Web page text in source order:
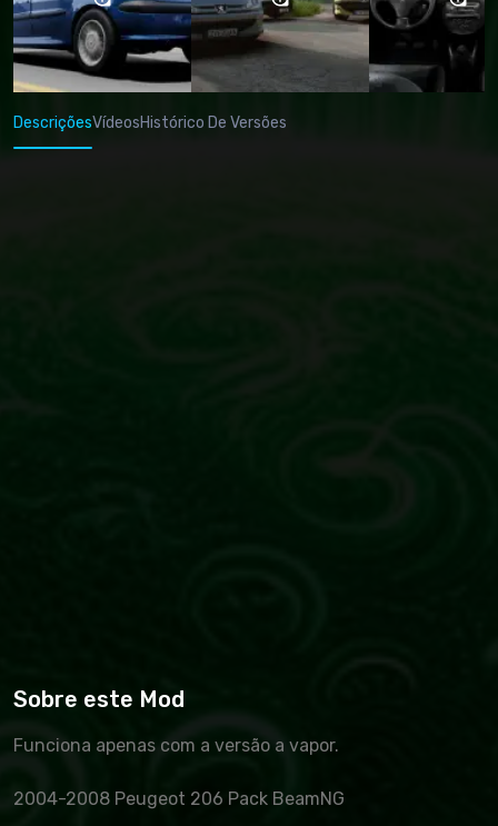
DescriçõesVídeosHistórico De Versões
Sobre este Mod
Funciona apenas com a versão a vapor.
2004-2008 Peugeot 206 Pack BeamNG